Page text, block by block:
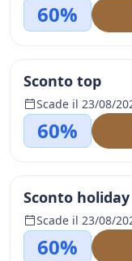
60%
Sconto top
Scade il 23/08/
60%
Sconto holiday
Scade il 23/08/
60%